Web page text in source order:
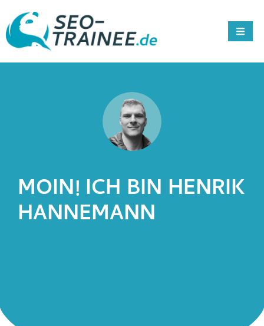
MOIN! ICH BIN HENRIK
HANNEMANN